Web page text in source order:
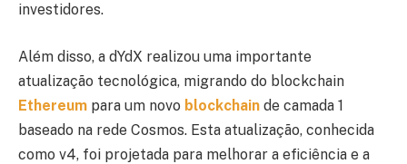
investidores.
Além disso, a dYdX realizou uma importante
atualização tecnológica, migrando do blockchain
Ethereum para um novo blockchain de camada 1
baseado na rede Cosmos. Esta atualização, conhecida
como v4, foi projetada para melhorar a eficiência e a